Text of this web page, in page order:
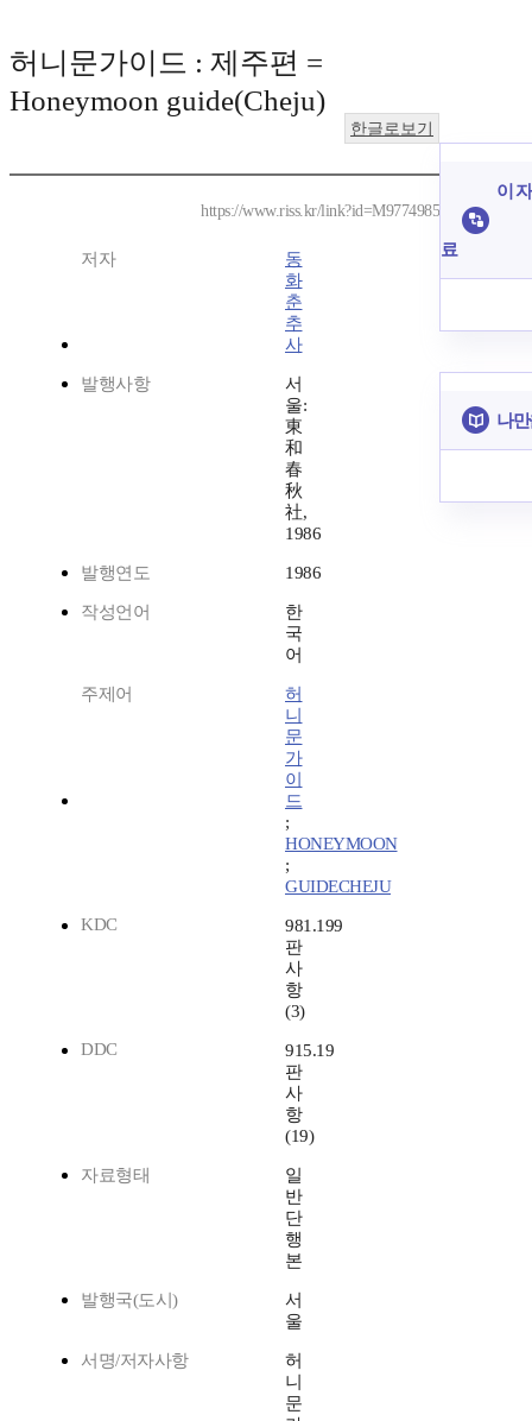
허니문가이드 : 제주편 =
Honeymoon guide(Cheju)
한글로보기
https://www.riss.kr/link?id=M9774985
저자
동
화
춘
추
사
발행사항
서
울:
東
和
春
秋
社,
1986
발행연도 1986
작성언어
한
국
어
주제어
허
니
문
가
이
드
;
HONEYMOON
;
GUIDECHEJU
KDC
981.199
판
사
항
(3)
DDC
915.19
판
사
항
(19)
자료형태
일
반
단
행
본
발행국(도시)
서
울
서명/저자사항
허
니
문
이
료
나